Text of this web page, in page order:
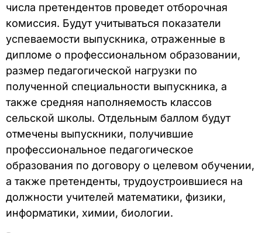
числа претендентов проведет отборочная
комиссия. Будут учитываться показатели
успеваемости выпускника, отраженные в
дипломе о профессиональном образовании,
размер педагогической нагрузки по
полученной специальности выпускника, а
также средняя наполняемость классов
сельской школы. Отдельным баллом будут
отмечены выпускники, получившие
профессиональное педагогическое
образования по договору о целевом обучении,
а также претенденты, трудоустроившиеся на
должности учителей математики, физики,
информатики, химии, биологии.